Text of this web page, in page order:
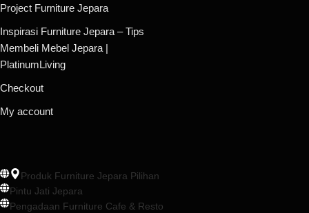
Project Furniture Jepara
Inspirasi Furniture Jepara – Tips
Membeli Mebel Jepara |
PlatinumLiving
Checkout
My account
Produk Furniture Jepara Pilihan
Pintu Jati Jepara
Pengadaan Furniture Cafe & Resto